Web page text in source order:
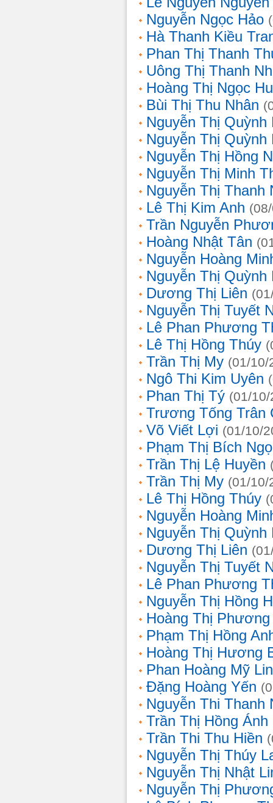
Nguyễn Ngọc Hảo
Hà Thanh Kiều
Phan Thị Thanh
Uông Thị Thanh
Hoàng Thị Ngọc
Bùi Thị Thu Nhân
Nguyễn Thị Quỳnh
Nguyễn Thị Quỳnh
Nguyễn Thị Hồng
Nguyễn Thị Minh
Nguyễn Thị Thanh
Lê Thị Kim Anh
Trần Nguyễn
Hoàng Nhật Tân
Nguyễn Hoàng
Nguyễn Thị Quỳnh
Dương Thị Liên
Nguyễn Thị Tuyết
Lê Phan Phương
Lê Thị Hồng Thúy
Trần Thị My (01/10/
Ngô Thi Kim Uyên
Phan Thị Tý (01/
Trương Tống Trân
Võ Viết Lợi (01/10/
Phạm Thị Bích
Trần Thị Lệ Huyền
Trần Thị My (01/10/
Lê Thị Hồng Thúy
Nguyễn Hoàng
Nguyễn Thị Quỳnh
Dương Thị Liên
Nguyễn Thị Tuyết
Lê Phan Phương
Nguyễn Thị Hồng
Hoàng Thị Phương
Phạm Thị Hồng
Hoàng Thị Hương
Phan Hoàng Mỹ
Đặng Hoàng Yến
Nguyễn Thi Thanh
Trần Thị Hồng Ánh
Trần Thi Thu Hiền
Nguyễn Thị Thúy
Nguyễn Thị Nhật
Nguyễn Thị